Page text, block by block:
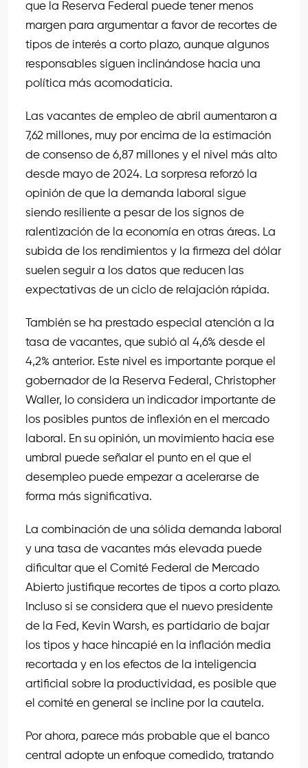
que la Reserva Federal puede tener menos
margen para argumentar a favor de recortes de
tipos de interés a corto plazo, aunque algunos
responsables siguen inclinándose hacia una
política más acomodaticia.
Las vacantes de empleo de abril aumentaron a
7,62 millones, muy por encima de la estimación
de consenso de 6,87 millones y el nivel más alto
desde mayo de 2024. La sorpresa reforzó la
opinión de que la demanda laboral sigue
siendo resiliente a pesar de los signos de
ralentización de la economía en otras áreas. La
subida de los rendimientos y la firmeza del dólar
suelen seguir a los datos que reducen las
expectativas de un ciclo de relajación rápida.
También se ha prestado especial atención a la
tasa de vacantes, que subió al 4,6% desde el
4,2% anterior. Este nivel es importante porque el
gobernador de la Reserva Federal, Christopher
Waller, lo considera un indicador importante de
los posibles puntos de inflexión en el mercado
laboral. En su opinión, un movimiento hacia ese
umbral puede señalar el punto en el que el
desempleo puede empezar a acelerarse de
forma más significativa.
La combinación de una sólida demanda laboral
y una tasa de vacantes más elevada puede
dificultar que el Comité Federal de Mercado
Abierto justifique recortes de tipos a corto plazo.
Incluso si se considera que el nuevo presidente
de la Fed, Kevin Warsh, es partidario de bajar
los tipos y hace hincapié en la inflación media
recortada y en los efectos de la inteligencia
artificial sobre la productividad, es posible que
el comité en general se incline por la cautela.
Por ahora, parece más probable que el banco
central adopte un enfoque comedido, tratando